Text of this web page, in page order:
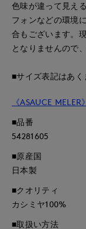
色味が違って見え
フォンなどの環境
合もございます。
となりませんので
■サイズ表記はあく
《ASAUCE
■品番
54281605
■原産国
日本製
■クオリティ
カシミヤ100%
■取扱い方法